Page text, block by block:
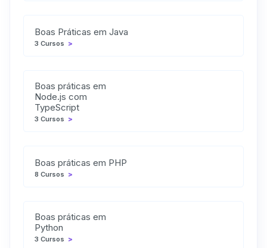
Boas Práticas em Java
3 Cursos >
Boas práticas em
Node.js com
TypeScript
3 Cursos >
Boas práticas em PHP
8 Cursos >
Boas práticas em
Python
3 Cursos >